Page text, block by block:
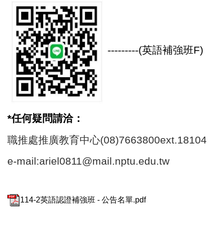
---------(英語補強班F)
*任何疑問請洽：
職推處推廣教育中心(08)7663800ext.18104
e-mail:ariel0811@mail.nptu.edu.tw
114-2英語認證補強班 - 公告名單.pdf